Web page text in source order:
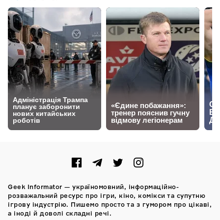
Geek Informator — україномовний, інформаційно-
розважальний ресурс про ігри, кіно, комікси та супутню
ігрову індустрію. Пишемо просто та з гумором про цікаві,
а іноді й доволі складні речі.